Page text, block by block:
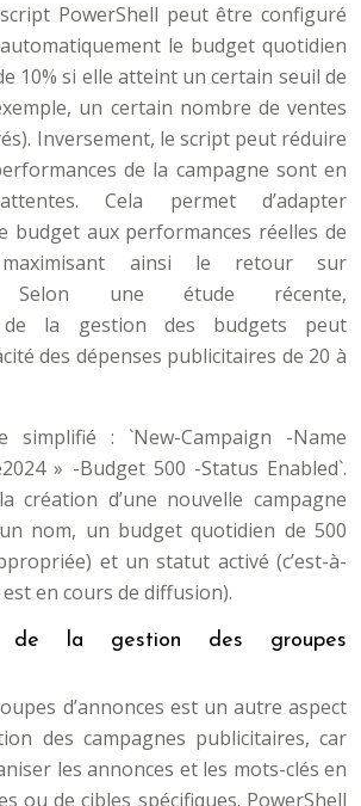
PowerShell peut être configuré
le budget quotidien
10% si elle atteint un certain seuil de
un certain nombre de ventes
Inversement, le script peut réduire
de la campagne sont en
Cela permet d’adapter
budget aux performances réelles de
ainsi le retour sur
Selon une étude récente,
de la gestion des budgets peut
des dépenses publicitaires de 20 à
simplifié : `New-Campaign -Name
» -Budget 500 -Status Enabled`.
création d’une nouvelle campagne
nom, un budget quotidien de 500
et un statut activé (c’est-à-
en cours de diffusion).
de la gestion des groupes
d’annonces est un autre aspect
des campagnes publicitaires, car
les annonces et les mots-clés en
ou de cibles spécifiques. PowerShell